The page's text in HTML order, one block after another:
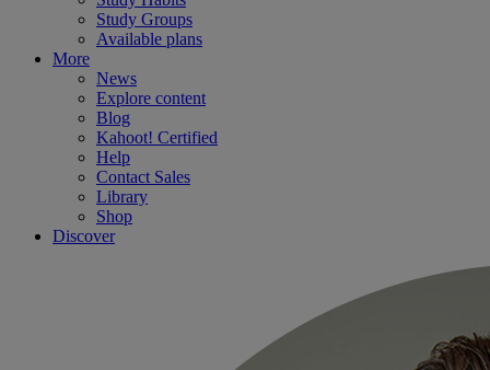
Study Groups
Available plans
More
News
Explore content
Blog
Kahoot! Certified
Help
Contact Sales
Library
Shop
Discover